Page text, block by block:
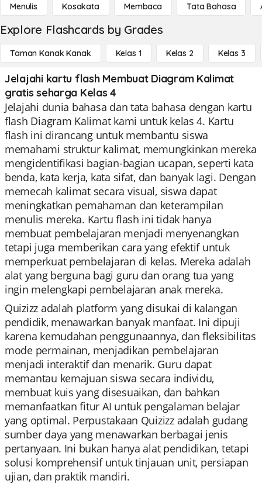
Menulis Kosakata Membaca Tata Bahasa
Explore Flashcards by Grades
Taman Kanak Kanak Kelas 1 Kelas 2 Kelas 3
Jelajahi kartu flash Membuat Diagram Kalimat
gratis seharga Kelas 4
Jelajahi dunia bahasa dan tata bahasa dengan kartu
flash Diagram Kalimat kami untuk kelas 4. Kartu
flash ini dirancang untuk membantu siswa
memahami struktur kalimat, memungkinkan mereka
mengidentifikasi bagian-bagian ucapan, seperti kata
benda, kata kerja, kata sifat, dan banyak lagi. Dengan
memecah kalimat secara visual, siswa dapat
meningkatkan pemahaman dan keterampilan
menulis mereka. Kartu flash ini tidak hanya
membuat pembelajaran menjadi menyenangkan
tetapi juga memberikan cara yang efektif untuk
memperkuat pembelajaran di kelas. Mereka adalah
alat yang berguna bagi guru dan orang tua yang
ingin melengkapi pembelajaran anak mereka.
Quizizz adalah platform yang disukai di kalangan
pendidik, menawarkan banyak manfaat. Ini dipuji
karena kemudahan penggunaannya, dan fleksibilitas
mode permainan, menjadikan pembelajaran
menjadi interaktif dan menarik. Guru dapat
memantau kemajuan siswa secara individu,
membuat kuis yang disesuaikan, dan bahkan
memanfaatkan fitur AI untuk pengalaman belajar
yang optimal. Perpustakaan Quizizz adalah gudang
sumber daya yang menawarkan berbagai jenis
pertanyaan. Ini bukan hanya alat pendidikan, tetapi
solusi komprehensif untuk tinjauan unit, persiapan
ujian, dan praktik mandiri.